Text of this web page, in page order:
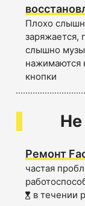
Плохо
заряжается,
слышно
нажимаются
кнопки
Не
Ремонт
частая
в течении